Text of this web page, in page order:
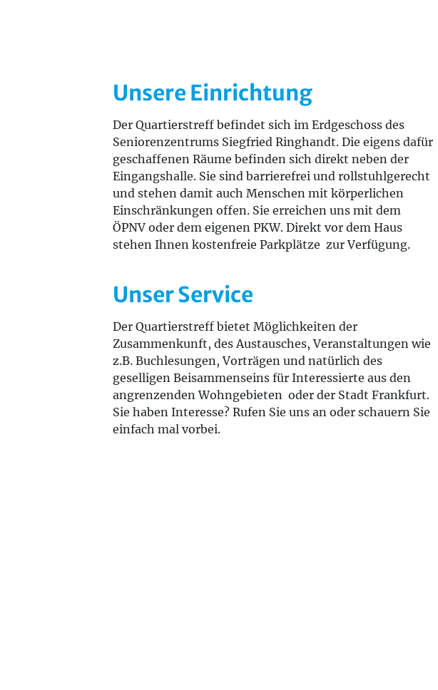
Unsere Einrichtung
Der Quartierstreff befindet sich im Erdgeschoss des
Seniorenzentrums Siegfried Ringhandt. Die eigens dafür
geschaffenen Räume befinden sich direkt neben der
Eingangshalle. Sie sind barrierefrei und rollstuhlgerecht
und stehen damit auch Menschen mit körperlichen
Einschränkungen offen. Sie erreichen uns mit dem
ÖPNV oder dem eigenen PKW. Direkt vor dem Haus
stehen Ihnen kostenfreie Parkplätze zur Verfügung.
Unser Service
Der Quartierstreff bietet Möglichkeiten der
Zusammenkunft, des Austausches, Veranstaltungen wie
z.B. Buchlesungen, Vorträgen und natürlich des
geselligen Beisammenseins für Interessierte aus den
angrenzenden Wohngebieten oder der Stadt Frankfurt.
Sie haben Interesse? Rufen Sie uns an oder schauern Sie
einfach mal vorbei.